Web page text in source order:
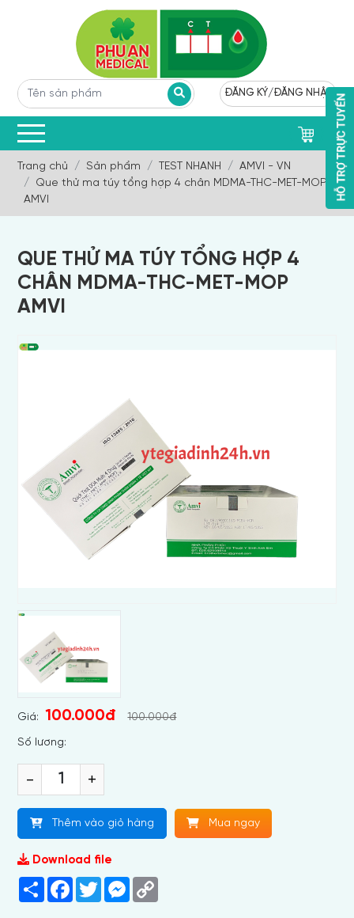
ĐĂNG KÝ/ĐĂNG NHẬP
Trang chủ Sản phẩm TEST NHANH
AMVI - VN
Que thử ma túy tổng hợp 4 chân MDMA-THC-MET-MOP
AMVI
QUE THỬ MA TÚY TỔNG HỢP 4
CHÂN MDMA-THC-MET-MOP
AMVI
Giá: 100.000đ 100.000đ
Số lương:
- +
Thêm vào giỏ hàng Mua ngay
Download file
Share Facebook
TwitterMessenger